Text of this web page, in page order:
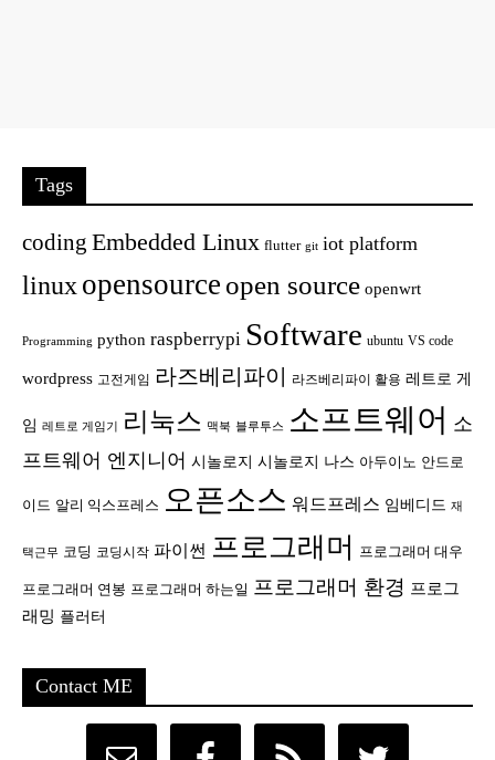
Tags
coding Embedded Linux flutter git iot platform
linux opensource open source openwrt
Programming python raspberrypi Software ubuntu VS code
wordpress 고전게임 라즈베리파이 라즈베리파이 활용 레트로 게
임 레트로 게임기 리눅스 맥북 블루투스 소프트웨어 소
프트웨어 엔지니어 시놀로지 시놀로지 나스 아두이노 안드로
이드 알리 익스프레스 오픈소스 워드프레스 임베디드 재
택근무 코딩 코딩시작 파이썬 프로그래머 프로그래머 대우
프로그래머 연봉 프로그래머 하는일 프로그래머 환경 프로그
래밍 플러터
Contact ME